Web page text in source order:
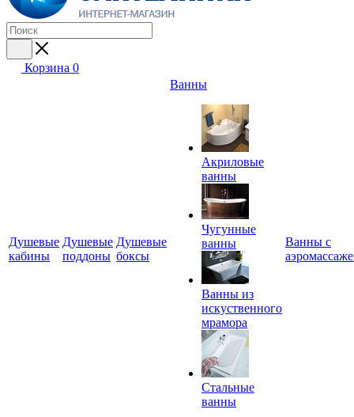
Корзина 0
Душевые
кабины
Душевые
поддоны
Душевые
боксы
Ванны
Акриловые
ванны
Чугунные
ванны
Ванны из
искуственного
мрамора
Стальные
ванны
Ванны с